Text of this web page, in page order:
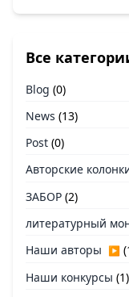
Все
Blog (0)
News (13)
Post (0)
Авторские
ЗАБОР (2)
литературный
Наши авторы ▶
Наши конкурсы (1)